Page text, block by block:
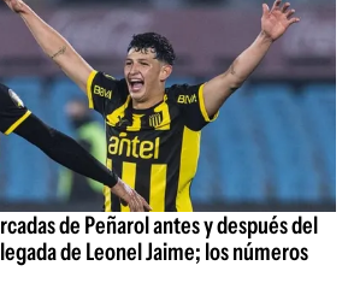
de Peñarol antes y después del
de Leonel Jaime; los números